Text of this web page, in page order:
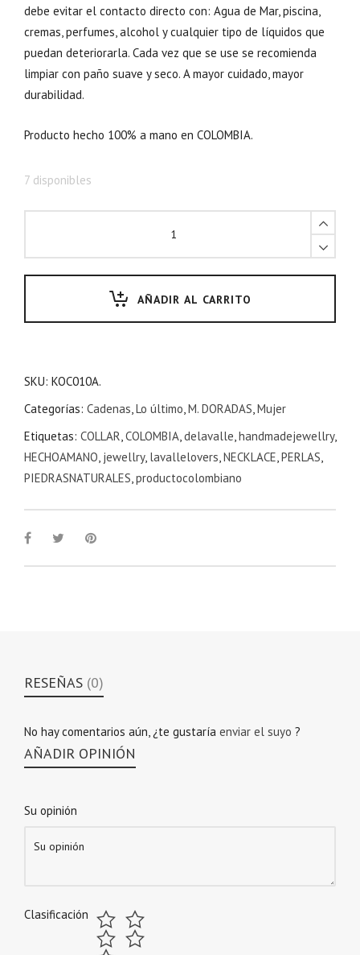
debe evitar el contacto directo con: Agua de Mar, piscina,
cremas, perfumes, alcohol y cualquier tipo de líquidos que
puedan deteriorarla. Cada vez que se use se recomienda
limpiar con paño suave y seco. A mayor cuidado, mayor
durabilidad.
Producto hecho 100% a mano en COLOMBIA.
7 disponibles
AÑADIR AL CARRITO
SKU: KOC010A.
Categorías: Cadenas,Lo último,M. DORADAS,Mujer
Etiquetas: COLLAR,COLOMBIA,delavalle,handmadejewellry,
HECHOAMANO, jewellry, lavallelovers,NECKLACE,PERLAS,
PIEDRASNATURALES,productocolombiano
RESEÑAS (0)
No hay comentarios aún, ¿te gustaría enviar el suyo ?
AÑADIR OPINIÓN
Su opinión
Clasificación